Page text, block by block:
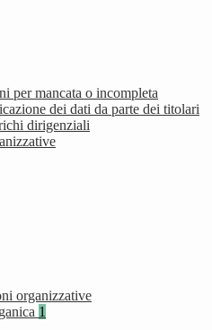
per mancata o incompleta
dei dati da parte dei titolari
dirigenziali
organizzative
1